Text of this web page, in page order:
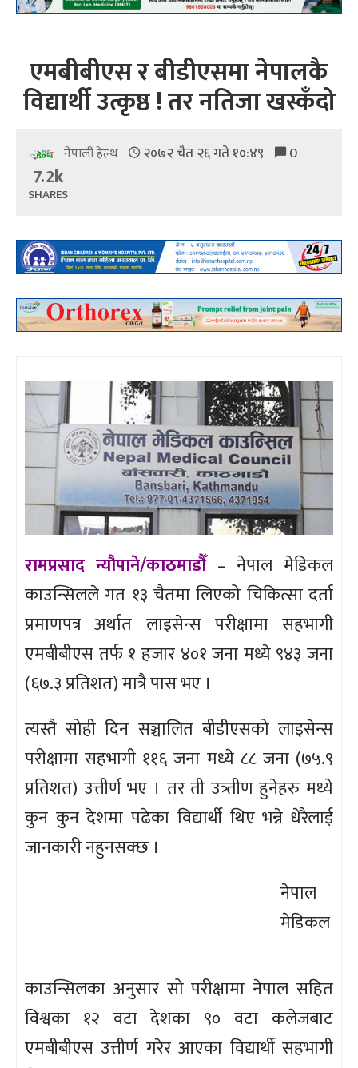
एमबीबीएस र बीडीएसमा नेपालकै
विद्यार्थी उत्कृष्ठ ! तर नतिजा खस्कँदो
नेपाली हेल्थ २०७२ चैत २६ गते १०:४९ 0
7.2k
SHARES
रामप्रसाद न्यौपाने/काठमाडौँ – नेपाल मेडिकल
काउन्सिलले गत १३ चैतमा लिएको चिकित्सा दर्ता
प्रमाणपत्र अर्थात लाइसेन्स परीक्षामा सहभागी
एमबीबीएस तर्फ १ हजार ४०१ जना मध्ये ९४३ जना
(६७.३ प्रतिशत) मात्रै पास भए ।
त्यस्तै सोही दिन सञ्चालित बीडीएसको लाइसेन्स
परीक्षामा सहभागी ११६ जना मध्ये ८८ जना (७५.९
प्रतिशत) उत्तीर्ण भए । तर ती उत्र्तीण हुनेहरु मध्ये
कुन कुन देशमा पढेका विद्यार्थी थिए भन्ने धेरैलाई
जानकारी नहुनसक्छ ।
नेपाल
मेडिकल
काउन्सिलका अनुसार सो परीक्षामा नेपाल सहित
विश्वका १२ वटा देशका ९० वटा कलेजबाट
एमबीबीएस उत्तीर्ण गरेर आएका विद्यार्थी सहभागी